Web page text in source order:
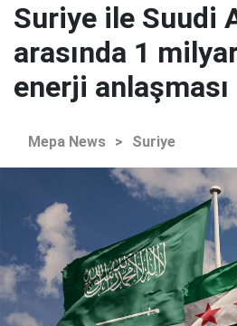
Suriye ile Suudi
arasında 1
enerji anlaşması
Mepa News > Suriye